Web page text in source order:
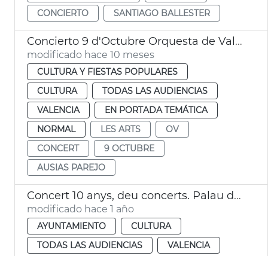
CONCIERTO
SANTIAGO BALLESTER
Concierto 9 d'Octubre Orquesta de València
modificado hace 10 meses
CULTURA Y FIESTAS POPULARES
CULTURA
TODAS LAS AUDIENCIAS
VALENCIA
EN PORTADA TEMÁTICA
NORMAL
LES ARTS
OV
CONCERT
9 OCTUBRE
AUSIAS PAREJO
Concert 10 anys, deu concerts. Palau de la Música de València
modificado hace 1 año
AYUNTAMIENTO
CULTURA
TODAS LAS AUDIENCIAS
VALENCIA